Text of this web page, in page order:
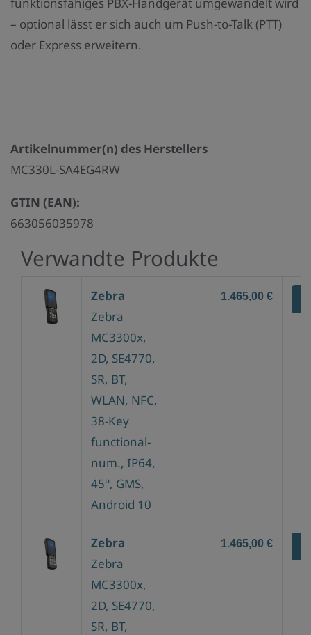
funktionsfähiges PBX-Handgerät umgewandelt wird
– optional lässt er sich auch um Push-to-Talk (PTT)
oder Express erweitern.
Artikelnummer(n) des Herstellers
MC330L-SA4EG4RW
GTIN (EAN):
663056035978
Verwandte Produkte
Zebra
Zebra
MC3300x,
2D, SE4770,
SR, BT,
WLAN, NFC,
38-Key
functional-
num., IP64,
45°, GMS,
Android 10
1.465,00 €
Zebra
Zebra
MC3300x,
2D, SE4770,
SR, BT,
1.465,00 €